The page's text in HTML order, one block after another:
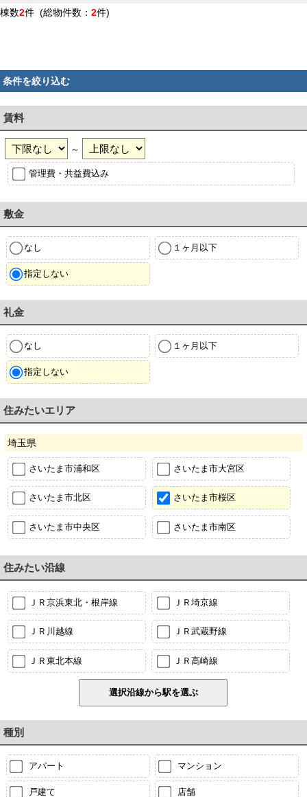
棟数2件 (総物件数： 2件)
条件を絞り込む
賃料
～
管理費・共益費込み
敷金
なし １ヶ月以下
指定しない
礼金
なし １ヶ月以下
指定しない
住みたいエリア
埼玉県
さいたま市浦和区 さいたま市大宮区
さいたま市北区 さいたま市桜区
さいたま市中央区 さいたま市南区
住みたい沿線
ＪＲ京浜東北・根岸線 ＪＲ埼京線
ＪＲ川越線 ＪＲ武蔵野線
ＪＲ東北本線 ＪＲ高崎線
種別
アパート マンション
戸建て 店舗